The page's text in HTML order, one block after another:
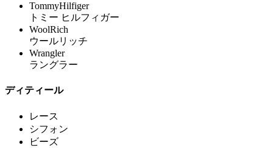
TommyHilfiger
トミー ヒルフィガー
WoolRich
ウールリッチ
Wrangler
ラングラー
ディティール
レース
シフォン
ビーズ